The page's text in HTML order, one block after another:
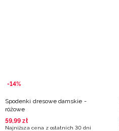
-14%
Spodenki dresowe damskie -
różowe
59,99 zł
Najniższa cena z ostatnich 30 dni